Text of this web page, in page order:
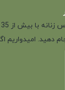
دهید. امیدواریم